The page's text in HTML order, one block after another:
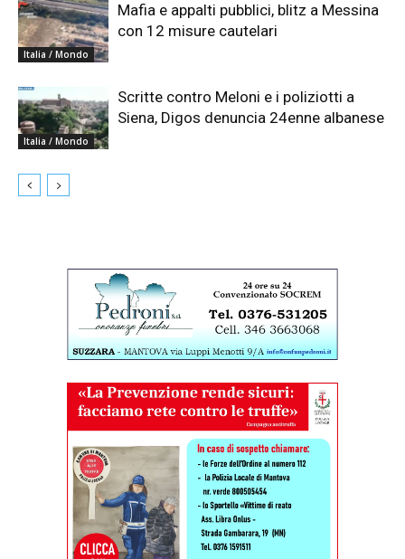
Italia / Mondo
Mafia e appalti pubblici, blitz a Messina
con 12 misure cautelari
Italia / Mondo
Scritte contro Meloni e i poliziotti a
Siena, Digos denuncia 24enne albanese